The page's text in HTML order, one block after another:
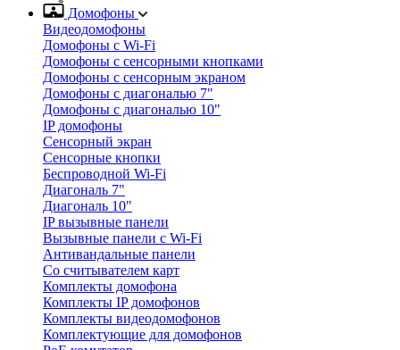
Домофоны
Видеодомофоны
Домофоны с Wi-Fi
Домофоны с сенсорными кнопками
Домофоны с сенсорным экраном
Домофоны с диагональю 7"
Домофоны с диагональю 10"
IP домофоны
Сенсорный экран
Сенсорные кнопки
Беспроводной Wi-Fi
Диагональ 7"
Диагональ 10"
IP вызывные панели
Вызывные панели с Wi-Fi
Антивандальные панели
Со считывателем карт
Комплекты домофона
Комплекты IP домофонов
Комплекты видеодомофонов
Комплектующие для домофонов